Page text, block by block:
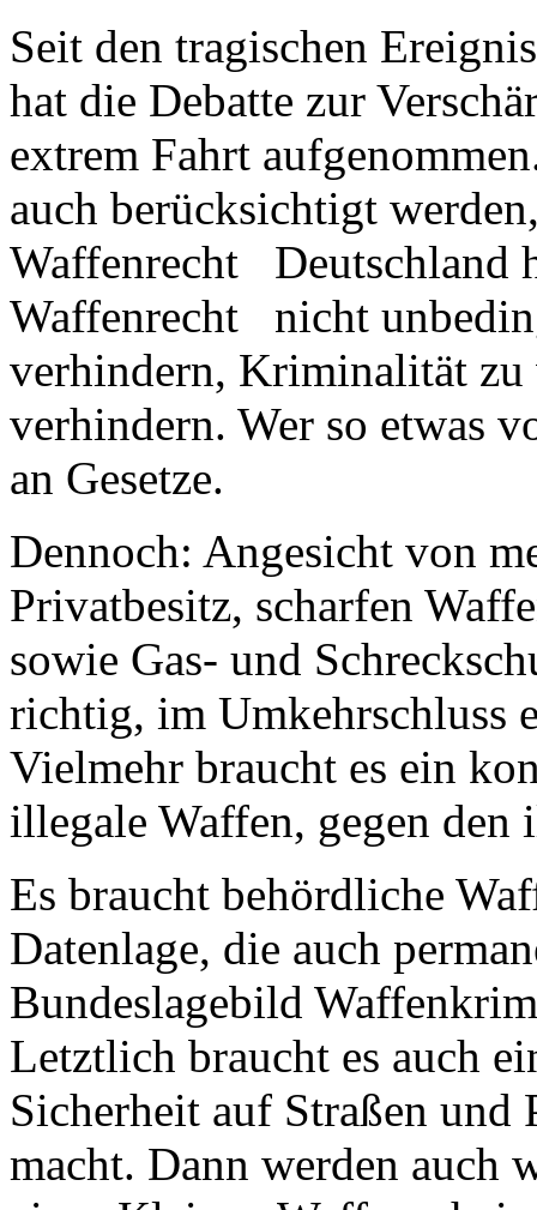
Seit den tragischen
hat die Debatte zur
extrem Fahrt
auch berücksichtigt
Waffenrecht Deutschland
Waffenrecht nicht
verhindern, Kriminalität zu
verhindern. Wer so etwas
an Gesetze.
Dennoch: Angesicht von
Privatbesitz, scharfen
sowie Gas- und
richtig, im Umkehrschluss
Vielmehr braucht es ein
illegale Waffen, gegen
Es braucht behördliche
Datenlage, die auch
Bundeslagebild
Letztlich braucht es auch
Sicherheit auf Straßen und
macht. Dann werden auch